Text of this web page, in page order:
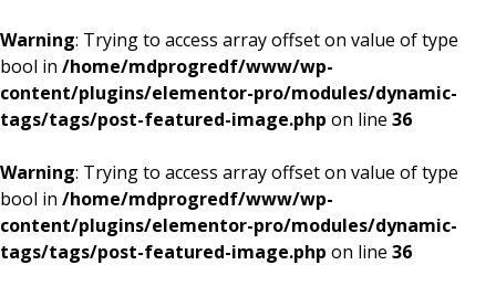
Warning: Trying to access array offset on value of type
bool in /home/mdprogredf/www/wp-
content/plugins/elementor-pro/modules/dynamic-
tags/tags/post-featured-image.php on line 36
Warning: Trying to access array offset on value of type
bool in /home/mdprogredf/www/wp-
content/plugins/elementor-pro/modules/dynamic-
tags/tags/post-featured-image.php on line 36